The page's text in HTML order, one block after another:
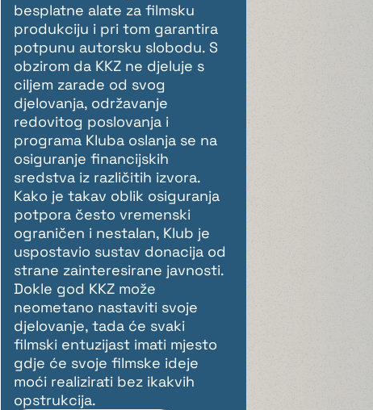
besplatne alate za filmsku
produkciju i pri tom garantira
potpunu autorsku slobodu. S
obzirom da KKZ ne djeluje s
ciljem zarade od svog
djelovanja, održavanje
redovitog poslovanja i
programa Kluba oslanja se na
osiguranje financijskih
sredstva iz različitih izvora.
Kako je takav oblik osiguranja
potpora često vremenski
ograničen i nestalan, Klub je
uspostavio sustav donacija od
strane zainteresirane javnosti.
Dokle god KKZ može
neometano nastaviti svoje
djelovanje, tada će svaki
filmski entuzijast imati mjesto
gdje će svoje filmske ideje
moći realizirati bez ikakvih
opstrukcija.